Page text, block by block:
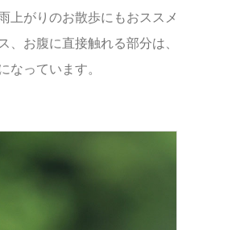
上がりのお散歩にもおススメ
、お腹に直接触れる部分は、
なっています。